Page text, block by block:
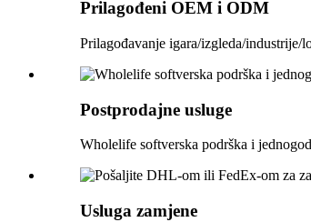
Prilagođeni OEM i ODM
Prilagođavanje igara/izgleda/
Postprodajne usluge
Wholelife softverska podrška i
Usluga zamjene